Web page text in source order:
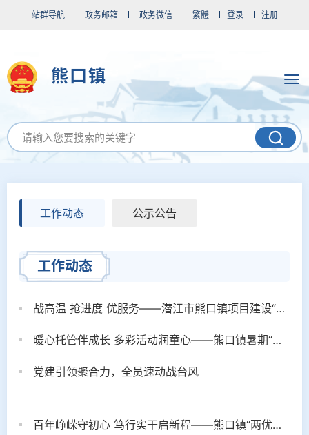
站群导航 政务邮箱 政务微信 繁體 登录 注册
熊口镇
工作动态 公示公告
工作动态
战高温 抢进度 优服务——潜江市熊口镇项目建设“热”力加速
暖心托管伴成长 多彩活动润童心——熊口镇暑期“爱心托管班”圆满开展
党建引领聚合力，全员速动战台风
百年峥嵘守初心 笃行实干启新程——熊口镇“两优一先”表彰大会举行